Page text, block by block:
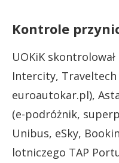
Kontrole
UOKiK
Intercity,
euroautokar.pl),
(e-podróżnik,
Unibus, eSky,
lotniczego TAP